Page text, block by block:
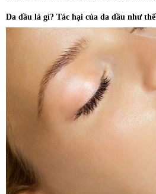
Da dầu là gì? Tác hại của da dầu như